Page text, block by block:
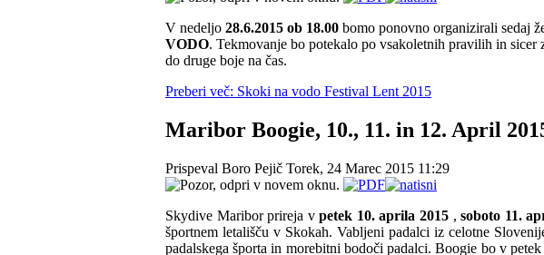
V nedeljo 28.6.2015 ob 18.00 bomo ponovno organizirali sedaj
VODO. Tekmovanje bo potekalo po vsakoletnih pravilih in
do druge boje na čas.
Preberi več: Skoki na vodo Festival Lent 2015
Maribor Boogie, 10., 11. in 12. April
Prispeval Boro Pejič Torek, 24 Marec 2015 11:29
Skydive Maribor prireja vpetek 10. aprila 2015 ,soboto 11.
športnem letališču v Skokah. Vabljeni padalci iz celotne
padalskega športa in morebitni bodoči padalci. Boogie bo v